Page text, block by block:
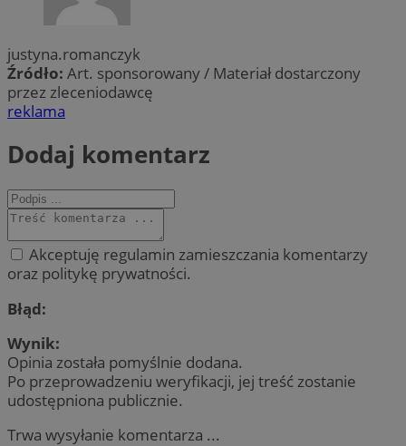
justyna.romanczyk
Źródło: Art. sponsorowany / Materiał dostarczony
przez zleceniodawcę
reklama
Dodaj komentarz
Akceptuję regulamin zamieszczania komentarzy
oraz politykę prywatności.
Błąd:
Wynik:
Opinia została pomyślnie dodana.
Po przeprowadzeniu weryfikacji, jej treść zostanie
udostępniona publicznie.
Trwa wysyłanie komentarza ...